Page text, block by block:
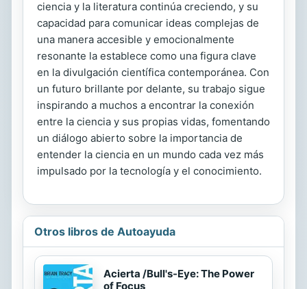
ciencia y la literatura continúa creciendo, y su
capacidad para comunicar ideas complejas de
una manera accesible y emocionalmente
resonante la establece como una figura clave
en la divulgación científica contemporánea. Con
un futuro brillante por delante, su trabajo sigue
inspirando a muchos a encontrar la conexión
entre la ciencia y sus propias vidas, fomentando
un diálogo abierto sobre la importancia de
entender la ciencia en un mundo cada vez más
impulsado por la tecnología y el conocimiento.
Otros libros de Autoayuda
Acierta /Bull's-Eye: The Power
of Focus